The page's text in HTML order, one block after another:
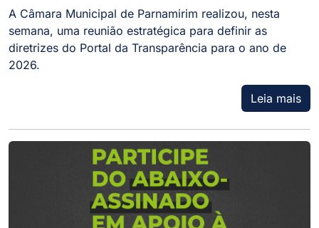
A Câmara Municipal de Parnamirim realizou, nesta
semana, uma reunião estratégica para definir as
diretrizes do Portal da Transparência para o ano de
2026.
Leia mais